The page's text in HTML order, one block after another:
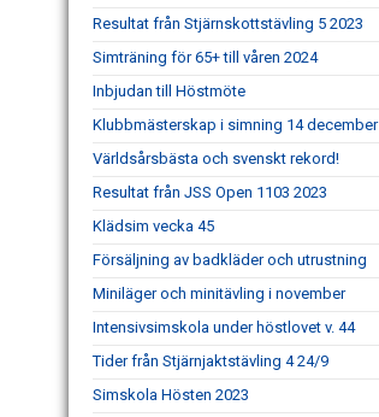
Resultat från Stjärnskottstävling 5 2023
Simträning för 65+ till våren 2024
Inbjudan till Höstmöte
Klubbmästerskap i simning 14 december
Världsårsbästa och svenskt rekord!
Resultat från JSS Open 1103 2023
Klädsim vecka 45
Försäljning av badkläder och utrustning
Miniläger och minitävling i november
Intensivsimskola under höstlovet v. 44
Tider från Stjärnjaktstävling 4 24/9
Simskola Hösten 2023